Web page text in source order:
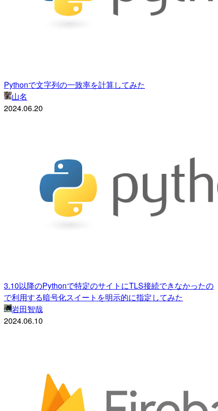
Pythonで文字列の一致率を計算してみた
山名
2024.06.20
3.10以降のPythonで特定のサイトにTLS接続できなかったの
で利用する暗号化スイートを明示的に指定してみた
岩田智哉
2024.06.10